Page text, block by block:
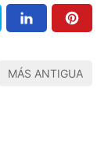
MÁS ANTIGUA